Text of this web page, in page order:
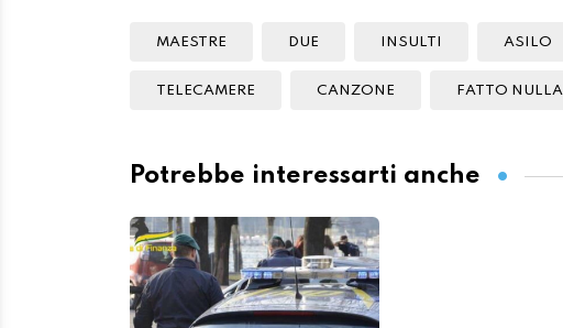
MAESTRE DUE INSULTI ASILO
TELECAMERE CANZONE FATTO NULLA
Potrebbe interessarti anche